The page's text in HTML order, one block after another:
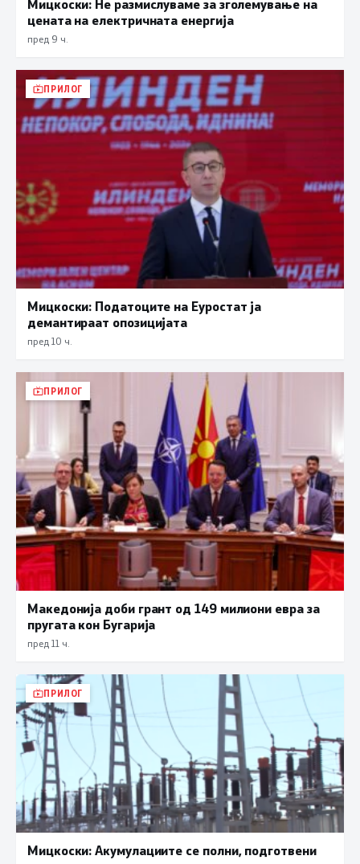
Мицкоски: Не размислуваме за зголемување на
цената на електричната енергија
пред 9 ч.
ПРИЛОГ
Мицкоски: Податоците на Еуростат ја
демантираат опозицијата
пред 10 ч.
ПРИЛОГ
Македонија доби грант од 149 милиони евра за
пругата кон Бугарија
пред 11 ч.
ПРИЛОГ
Мицкоски: Акумулациите се полни, подготвени